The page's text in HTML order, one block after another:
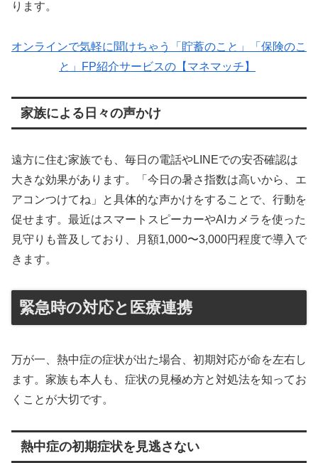
ります。
オンラインで気軽に聞けちゃう「貯蓄のこと」「保険のこ
と」FP紹介サービスの【マネマッチ】
家族による日々の声かけ
遠方に住む家族でも、毎日の電話やLINEでの安否確認は
大きな効果があります。「今日の暑さ指数は高いから、エ
アコンつけてね」と具体的な声かけをすることで、行動を
促せます。最近はスマートスピーカーやAIカメラを使った
見守りも普及しており、月額1,000〜3,000円程度で導入で
きます。
緊急時の対応と医療連携
万が一、熱中症の症状が出た場合、初期対応が命を左右し
ます。家族も本人も、症状の見極め方と対処法を知ってお
くことが大切です。
熱中症の初期症状を見逃さない